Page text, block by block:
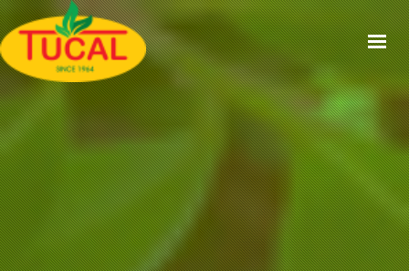
ACCUEIL
À PROPOS
GAMMES
CERTIFICATIONS
RECETTES
ACTUALITÉS
CONTACT
EN